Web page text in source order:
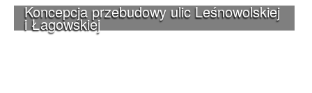
Koncepcja przebudowy ulic Leśnowolskiej
i Łagowskiej